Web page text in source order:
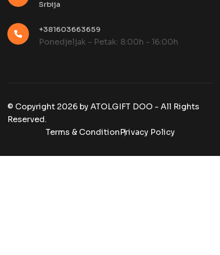
Srbija
+381603663659
Ponedjeljak - Petak: 8:00h - 16:00h
© Copyright 2026 byATOLGIFT DOO - All Rights
Reserved.
Terms & ConditionPrivacy Policy